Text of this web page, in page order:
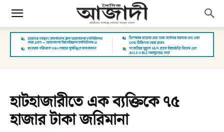
হাটহাজারীতে এক ব্যক্তিকে ৭৫
হাজার টাকা জরিমানা